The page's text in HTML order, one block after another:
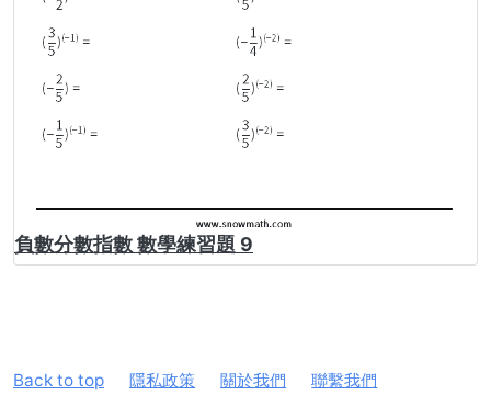
負數分數指數 數學練習題 9
Back to top 隱私政策 關於我們 聯繫我們